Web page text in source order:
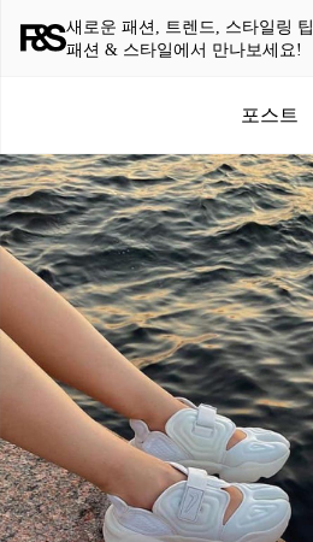
새로운 패션, 트렌드, 스타일링 팁
패션 & 스타일에서 만나보세요!
포스트